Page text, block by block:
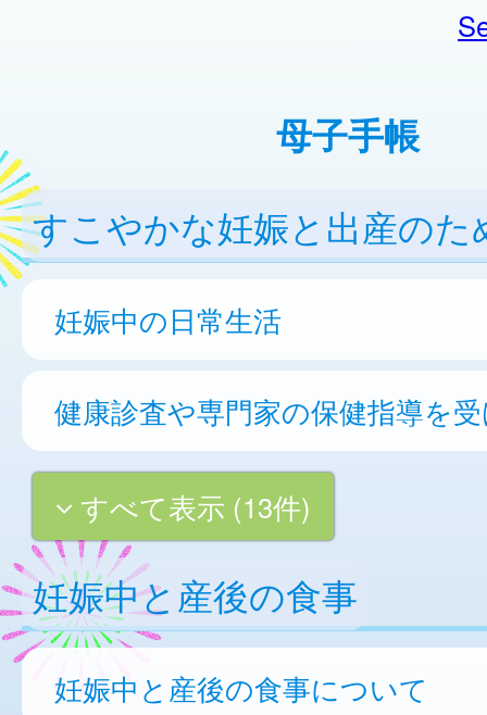
母子手帳
すこやかな妊娠と出産のた
妊娠中の日常生活
健康診査や専門家の保健指導を
すべて表示 (13件)
妊娠中と産後の食事
妊娠中と産後の食事について